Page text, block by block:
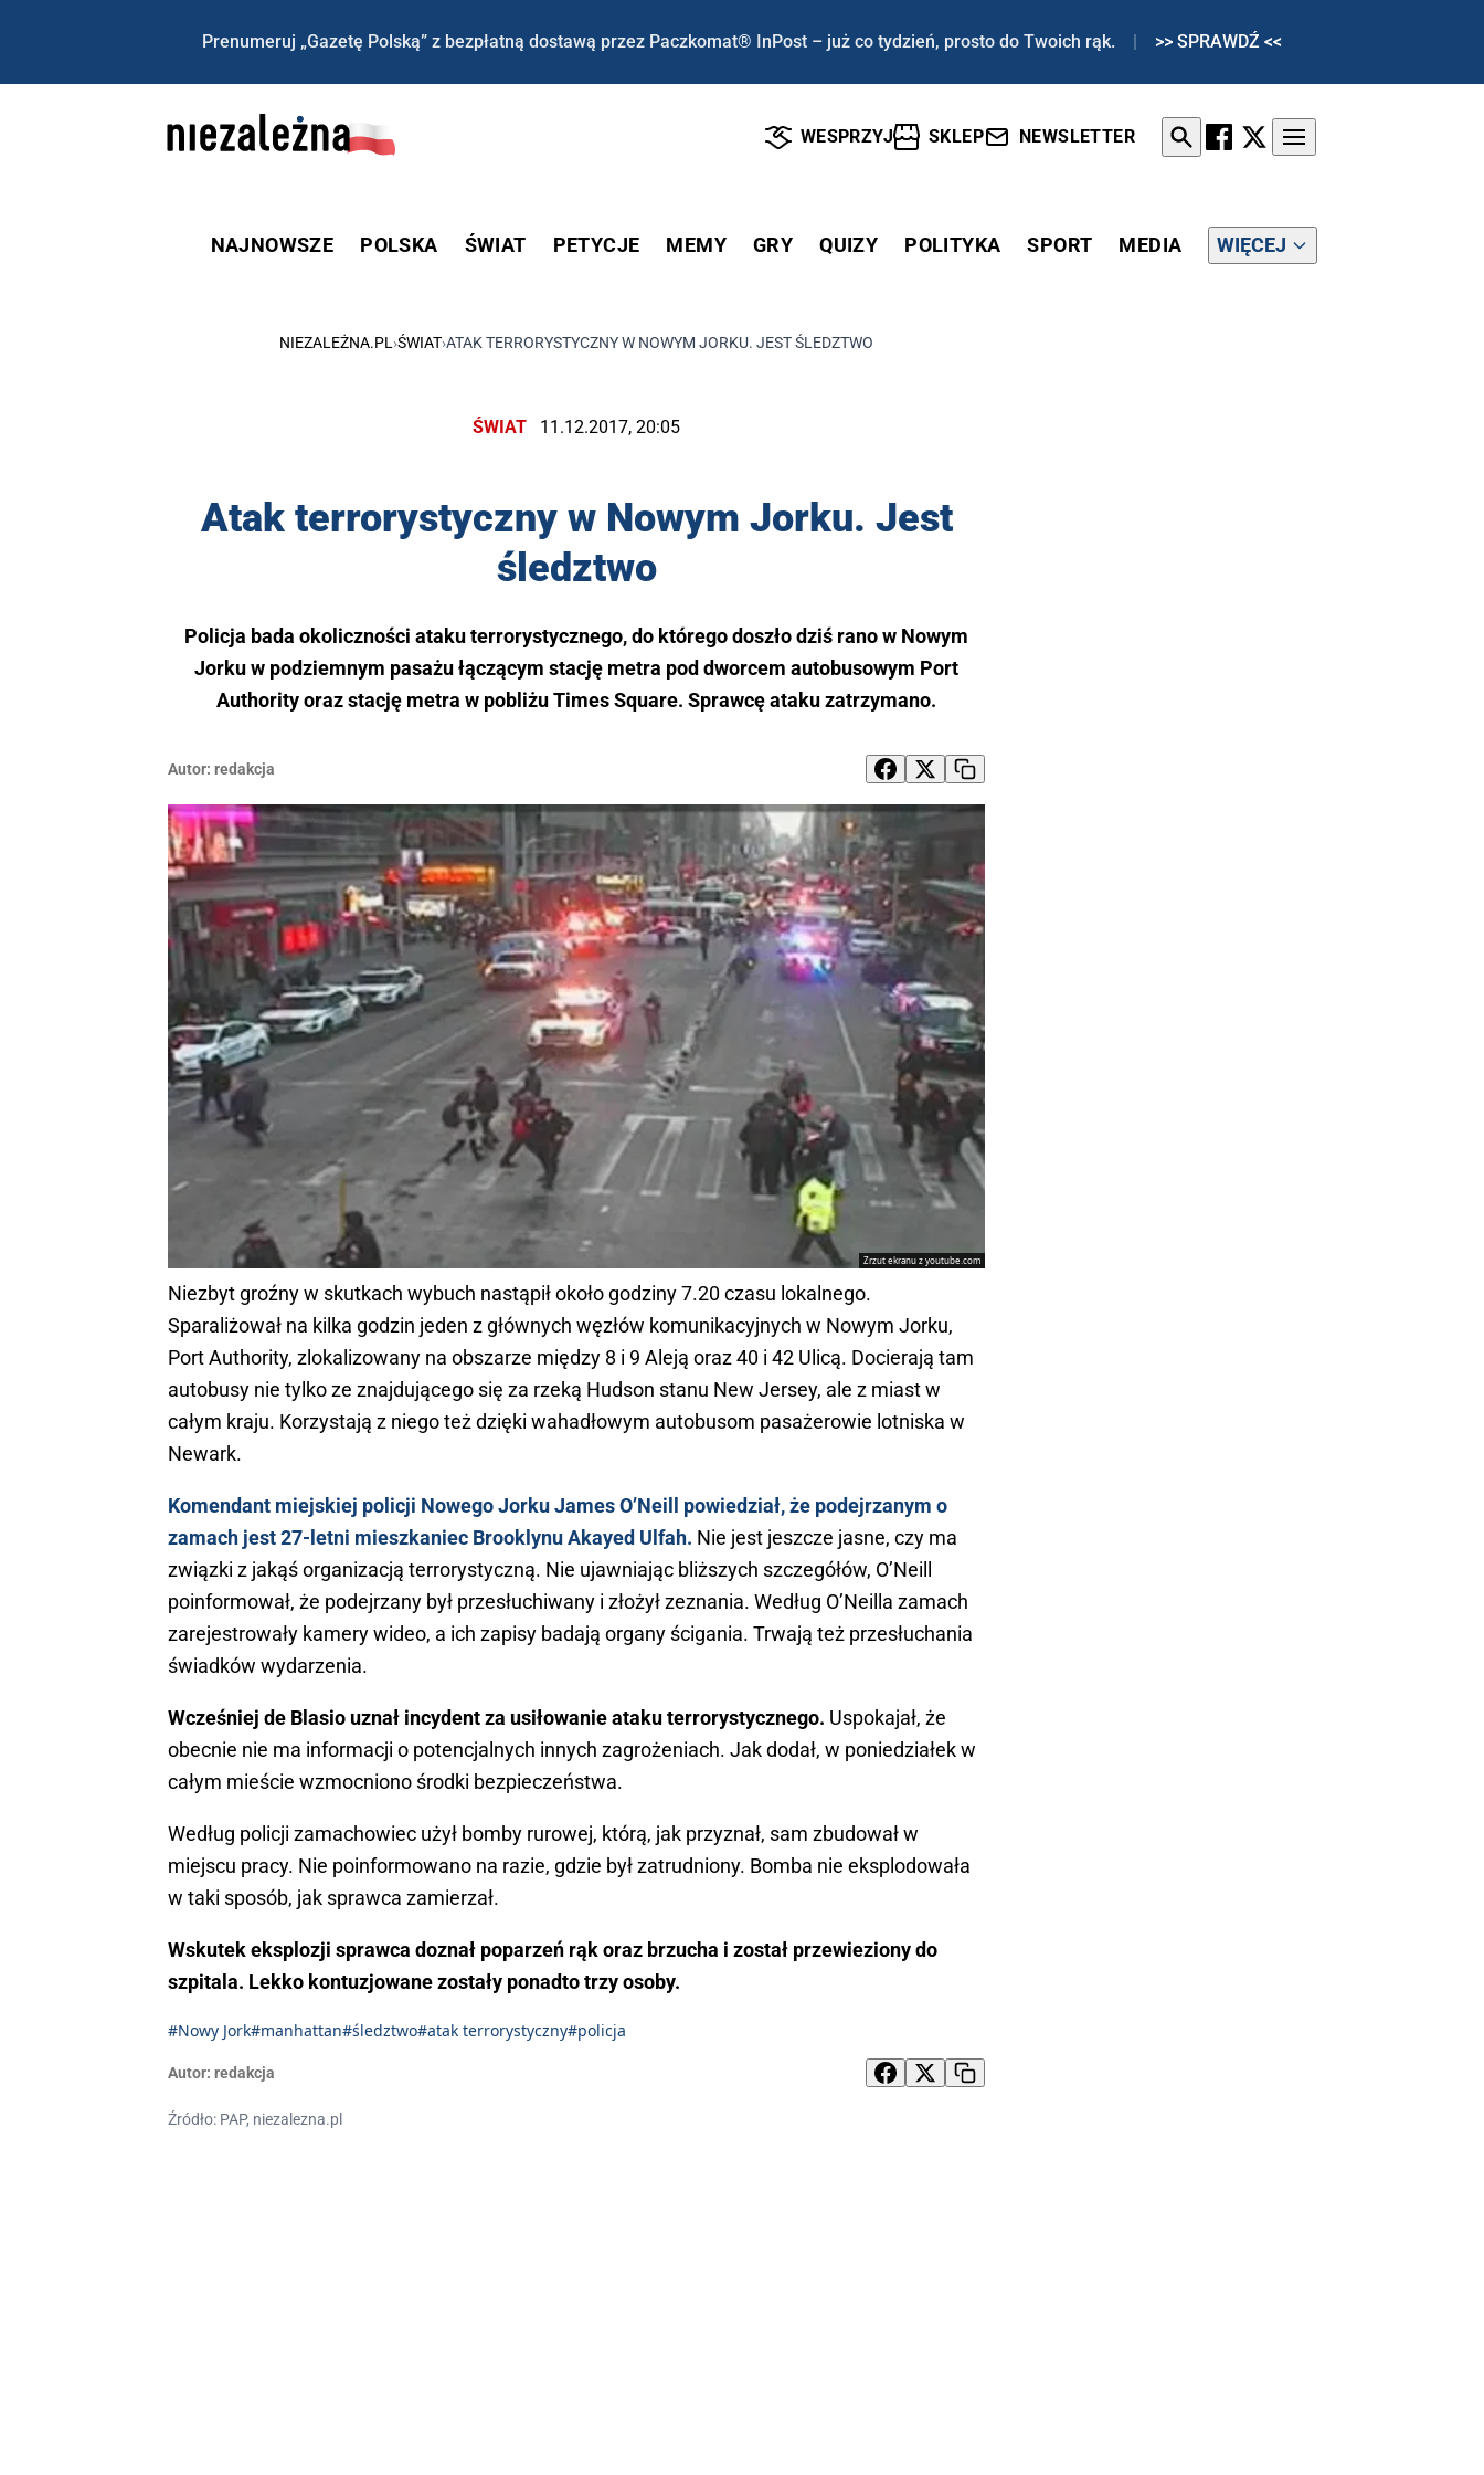
Prenumeruj „Gazetę Polską” z bezpłatną dostawą przez Paczkomat® InPost – już co tydzień, prosto do Twoich rąk. | >> SPRAWDŹ <<
WESPRZYJ SKLEP NEWSLETTER
NAJNOWSZE POLSKA ŚWIAT PETYCJE MEMY GRY QUIZY POLITYKA SPORT MEDIA WIĘCEJ
NIEZALEŻNA.PL ›ŚWIAT›ATAK TERRORYSTYCZNY W NOWYM JORKU. JEST ŚLEDZTWO
ŚWIAT 11.12.2017, 20:05
Atak terrorystyczny w Nowym Jorku. Jest
śledztwo
Policja bada okoliczności ataku terrorystycznego, do którego doszło dziś rano w Nowym
Jorku w podziemnym pasażu łączącym stację metra pod dworcem autobusowym Port
Authority oraz stację metra w pobliżu Times Square. Sprawcę ataku zatrzymano.
Autor: redakcja
Zrzut ekranu z youtube.com
Niezbyt groźny w skutkach wybuch nastąpił około godziny 7.20 czasu lokalnego.
Sparaliżował na kilka godzin jeden z głównych węzłów komunikacyjnych w Nowym Jorku,
Port Authority, zlokalizowany na obszarze między 8 i 9 Aleją oraz 40 i 42 Ulicą. Docierają tam
autobusy nie tylko ze znajdującego się za rzeką Hudson stanu New Jersey, ale z miast w
całym kraju. Korzystają z niego też dzięki wahadłowym autobusom pasażerowie lotniska w
Newark.
Komendant miejskiej policji Nowego Jorku James O’Neill powiedział, że podejrzanym o
zamach jest 27-letni mieszkaniec Brooklynu Akayed Ulfah. Nie jest jeszcze jasne, czy ma
związki z jakąś organizacją terrorystyczną. Nie ujawniając bliższych szczegółów, O’Neill
poinformował, że podejrzany był przesłuchiwany i złożył zeznania. Według O’Neilla zamach
zarejestrowały kamery wideo, a ich zapisy badają organy ścigania. Trwają też przesłuchania
świadków wydarzenia.
Wcześniej de Blasio uznał incydent za usiłowanie ataku terrorystycznego. Uspokajał, że
obecnie nie ma informacji o potencjalnych innych zagrożeniach. Jak dodał, w poniedziałek w
całym mieście wzmocniono środki bezpieczeństwa.
Według policji zamachowiec użył bomby rurowej, którą, jak przyznał, sam zbudował w
miejscu pracy. Nie poinformowano na razie, gdzie był zatrudniony. Bomba nie eksplodowała
w taki sposób, jak sprawca zamierzał.
Wskutek eksplozji sprawca doznał poparzeń rąk oraz brzucha i został przewieziony do
szpitala. Lekko kontuzjowane zostały ponadto trzy osoby.
#Nowy Jork#manhattan#śledztwo#atak terrorystyczny#policja
Autor: redakcja
Źródło: PAP, niezalezna.pl